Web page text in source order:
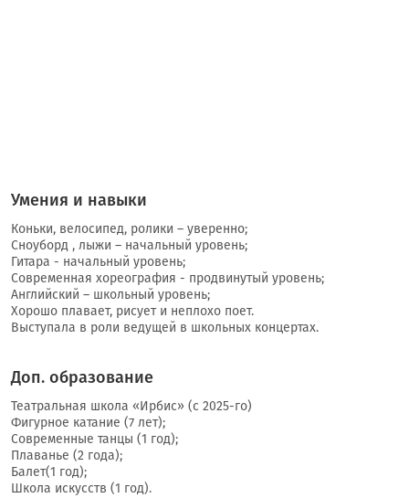
Умения и навыки
Коньки, велосипед, ролики – уверенно;
Сноуборд , лыжи – начальный уровень;
Гитара - начальный уровень;
Современная хореография - продвинутый уровень;
Английский – школьный уровень;
Хорошо плавает, рисует и неплохо поет.
Выступала в роли ведущей в школьных концертах.
Доп. образование
Театральная школа «Ирбис» (с 2025-го)
Фигурное катание (7 лет);
Современные танцы (1 год);
Плаванье (2 года);
Балет(1 год);
Школа искусств (1 год).